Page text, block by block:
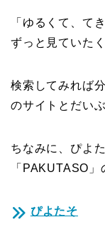
「ゆるくて、て
ずっと見ていた
検索してみれば
のサイトとだい
ちなみに、ぴよ
「PAKUTASO」
ぴよたそ